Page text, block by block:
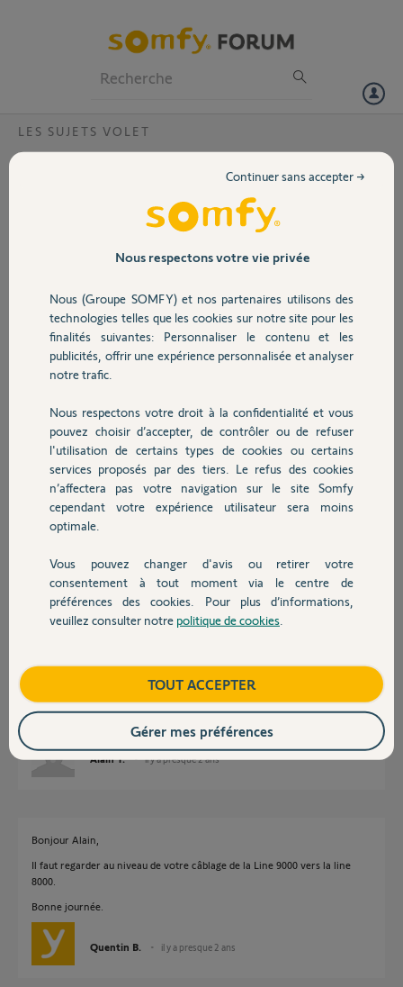
Volet
Sécurité
Domotique
Chauffage
Autres produits
Devis avec un pro
Contact
LES SUJETS VOLET
Est-ce qu »il y a une façon de reprogrammé
J’ai fait réparer un moteur de volet, une fois re-installer le contrôle
individuel Somfy line 8000 fonctionne par contre le contrôle
Merci,
Alain T.
il y a presque 2 ans
Réponses
Bonjour Alain,
Bonne journée.
C’est un SOMFY line 9000.
Alain T. il y a presque 2 ans
Bonjour Alain,
Il faut regarder au niveau de votre câblage de la Line 9000 vers la line
8000.
Bonne journée.
Quentin B. il y a presque 2 ans
Nous respectons votre vie privée
Nous (Groupe SOMFY) et nos partenaires utilisons des
technologies telles que les cookies sur notre site pour les
finalités suivantes: Personnaliser le contenu et les
publicités, offrir une expérience personnalisée et analyser
notre trafic.
Nous respectons votre droit à la confidentialité et vous
pouvez choisir d’accepter, de contrôler ou de refuser
l'utilisation de certains types de cookies ou certains
services proposés par des tiers. Le refus des cookies
n’affectera pas votre navigation sur le site Somfy
cependant votre expérience utilisateur sera moins
optimale.
Vous pouvez changer d'avis ou retirer votre
consentement à tout moment via le centre de
préférences des cookies. Pour plus d’informations,
veuillez consulter notre politique de cookies
Continuer sans accepter →
TOUT ACCEPTER
Gérer mes préférences